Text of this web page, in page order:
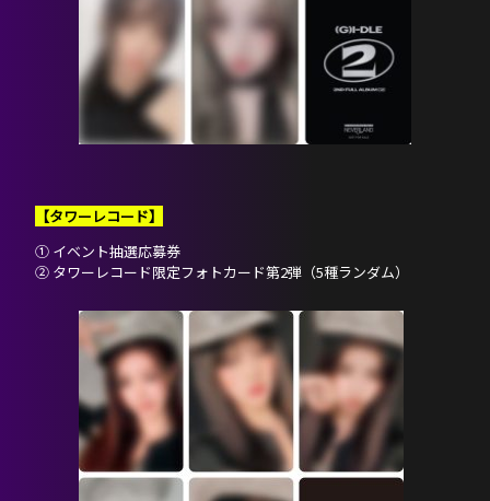
【タワーレコード】
① イベント抽選応募券
② タワーレコード限定フォトカード第2弾（5種ランダム）